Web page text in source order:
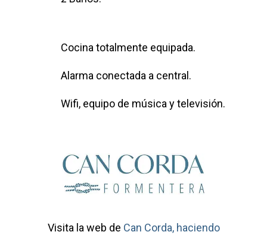
Cocina totalmente equipada.
Alarma conectada a central.
Wifi, equipo de música y televisión.
Visita la web de Can Corda, haciendo